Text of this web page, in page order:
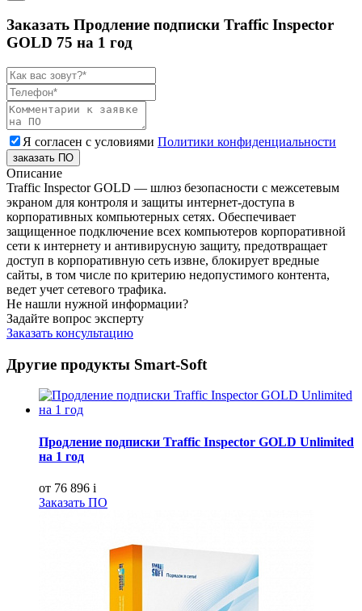
Заказать Продление подписки Traffic Inspector
GOLD 75 на 1 год
Я согласен с условиями Политики конфиденциальности
заказать ПО
Описание
Traffic Inspector GOLD — шлюз безопасности с межсетевым
экраном для контроля и защиты интернет-доступа в
корпоративных компьютерных сетях. Обеспечивает
защищенное подключение всех компьютеров корпоративной
сети к интернету и антивирусную защиту, предотвращает
доступ в корпоративную сеть извне, блокирует вредные
сайты, в том числе по критерию недопустимого контента,
ведет учет сетевого трафика.
Не нашли нужной информации?
Задайте вопрос эксперту
Заказать консультацию
Другие продукты Smart-Soft
Продление подписки Traffic Inspector GOLD Unlimited
на 1 год
от 76 896 i
Заказать ПО